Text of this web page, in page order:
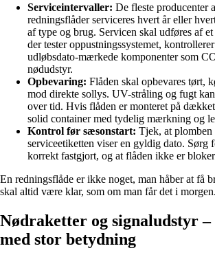
Serviceintervaller: De fleste producenter
redningsflåder serviceres hvert år eller
af type og brug. Servicen skal udføres af
der tester oppustningssystemet,
udløbsdato-mærkede komponenter som
nødudstyr.
Opbevaring: Flåden skal opbevares tørt,
mod direkte sollys. UV-stråling og fugt
over tid. Hvis flåden er monteret på
solid container med tydelig mærkning og
Kontrol før sæsonstart: Tjek, at plomben
serviceetiketten viser en gyldig dato. Sørg
korrekt fastgjort, og at flåden ikke er
En redningsflåde er ikke noget, man håber at få
skal altid være klar, som om man får det i morgen.
Nødraketter og signaludstyr –
med stor betydning